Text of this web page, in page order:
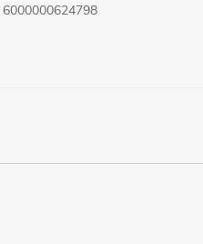
6000000624798